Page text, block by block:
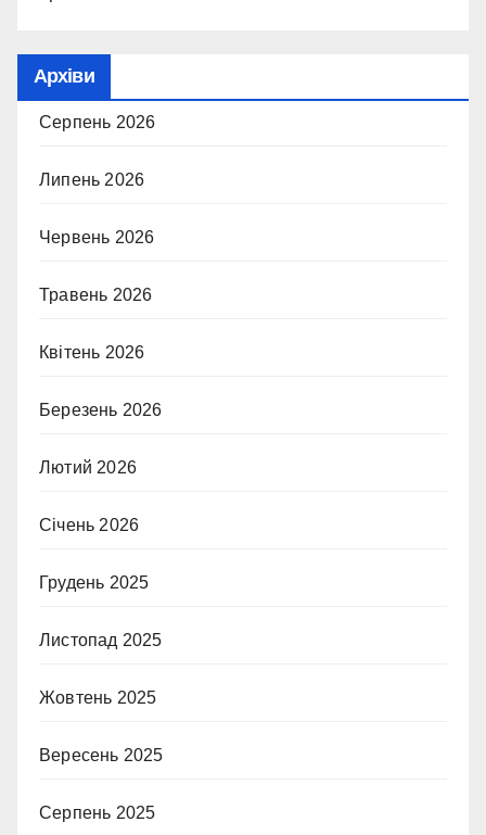
Архіви
Серпень 2026
Липень 2026
Червень 2026
Травень 2026
Квітень 2026
Березень 2026
Лютий 2026
Січень 2026
Грудень 2025
Листопад 2025
Жовтень 2025
Вересень 2025
Серпень 2025